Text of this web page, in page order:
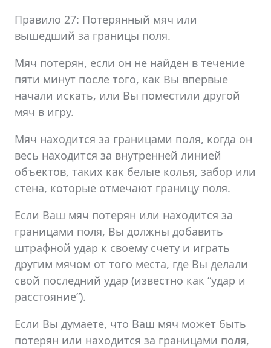
Правило 27: Потерянный мяч или
вышедший за границы поля.
Мяч потерян, если он не найден в течение
пяти минут после того, как Вы впервые
начали искать, или Вы поместили другой
мяч в игру.
Мяч находится за границами поля, когда он
весь находится за внутренней линией
объектов, таких как белые колья, забор или
стена, которые отмечают границу поля.
Если Ваш мяч потерян или находится за
границами поля, Вы должны добавить
штрафной удар к своему счету и играть
другим мячом от того места, где Вы делали
свой последний удар (известно как “удар и
расстояние”).
Если Вы думаете, что Ваш мяч может быть
потерян или находится за границами поля,